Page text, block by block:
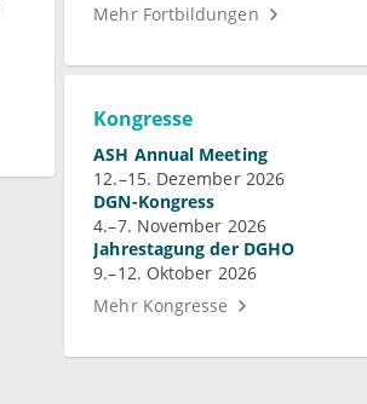
Mehr Fortbildungen
Kongresse
ASH Annual Meeting
12.–15. Dezember 2026
DGN-Kongress
4.–7. November 2026
Jahrestagung der DGHO
9.–12. Oktober 2026
Mehr Kongresse